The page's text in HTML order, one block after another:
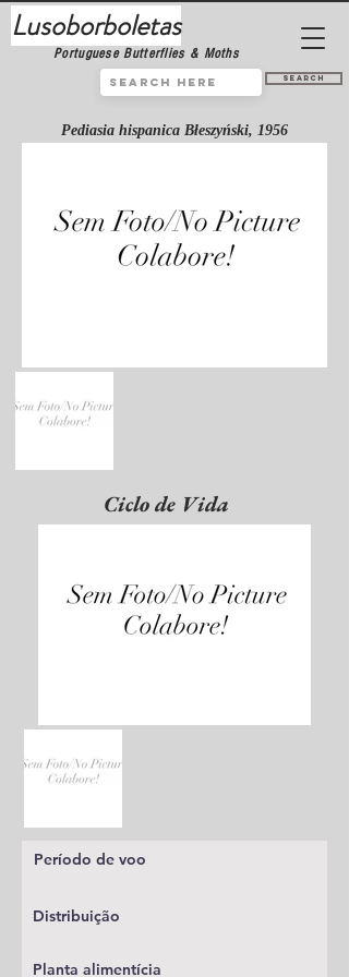
Lusoborboletas
Portuguese Butterflies & Moths
Search
Pediasia hispanica Błeszyński, 1956
Ciclo de Vida
Período de voo
Distribuição
Planta alimentícia